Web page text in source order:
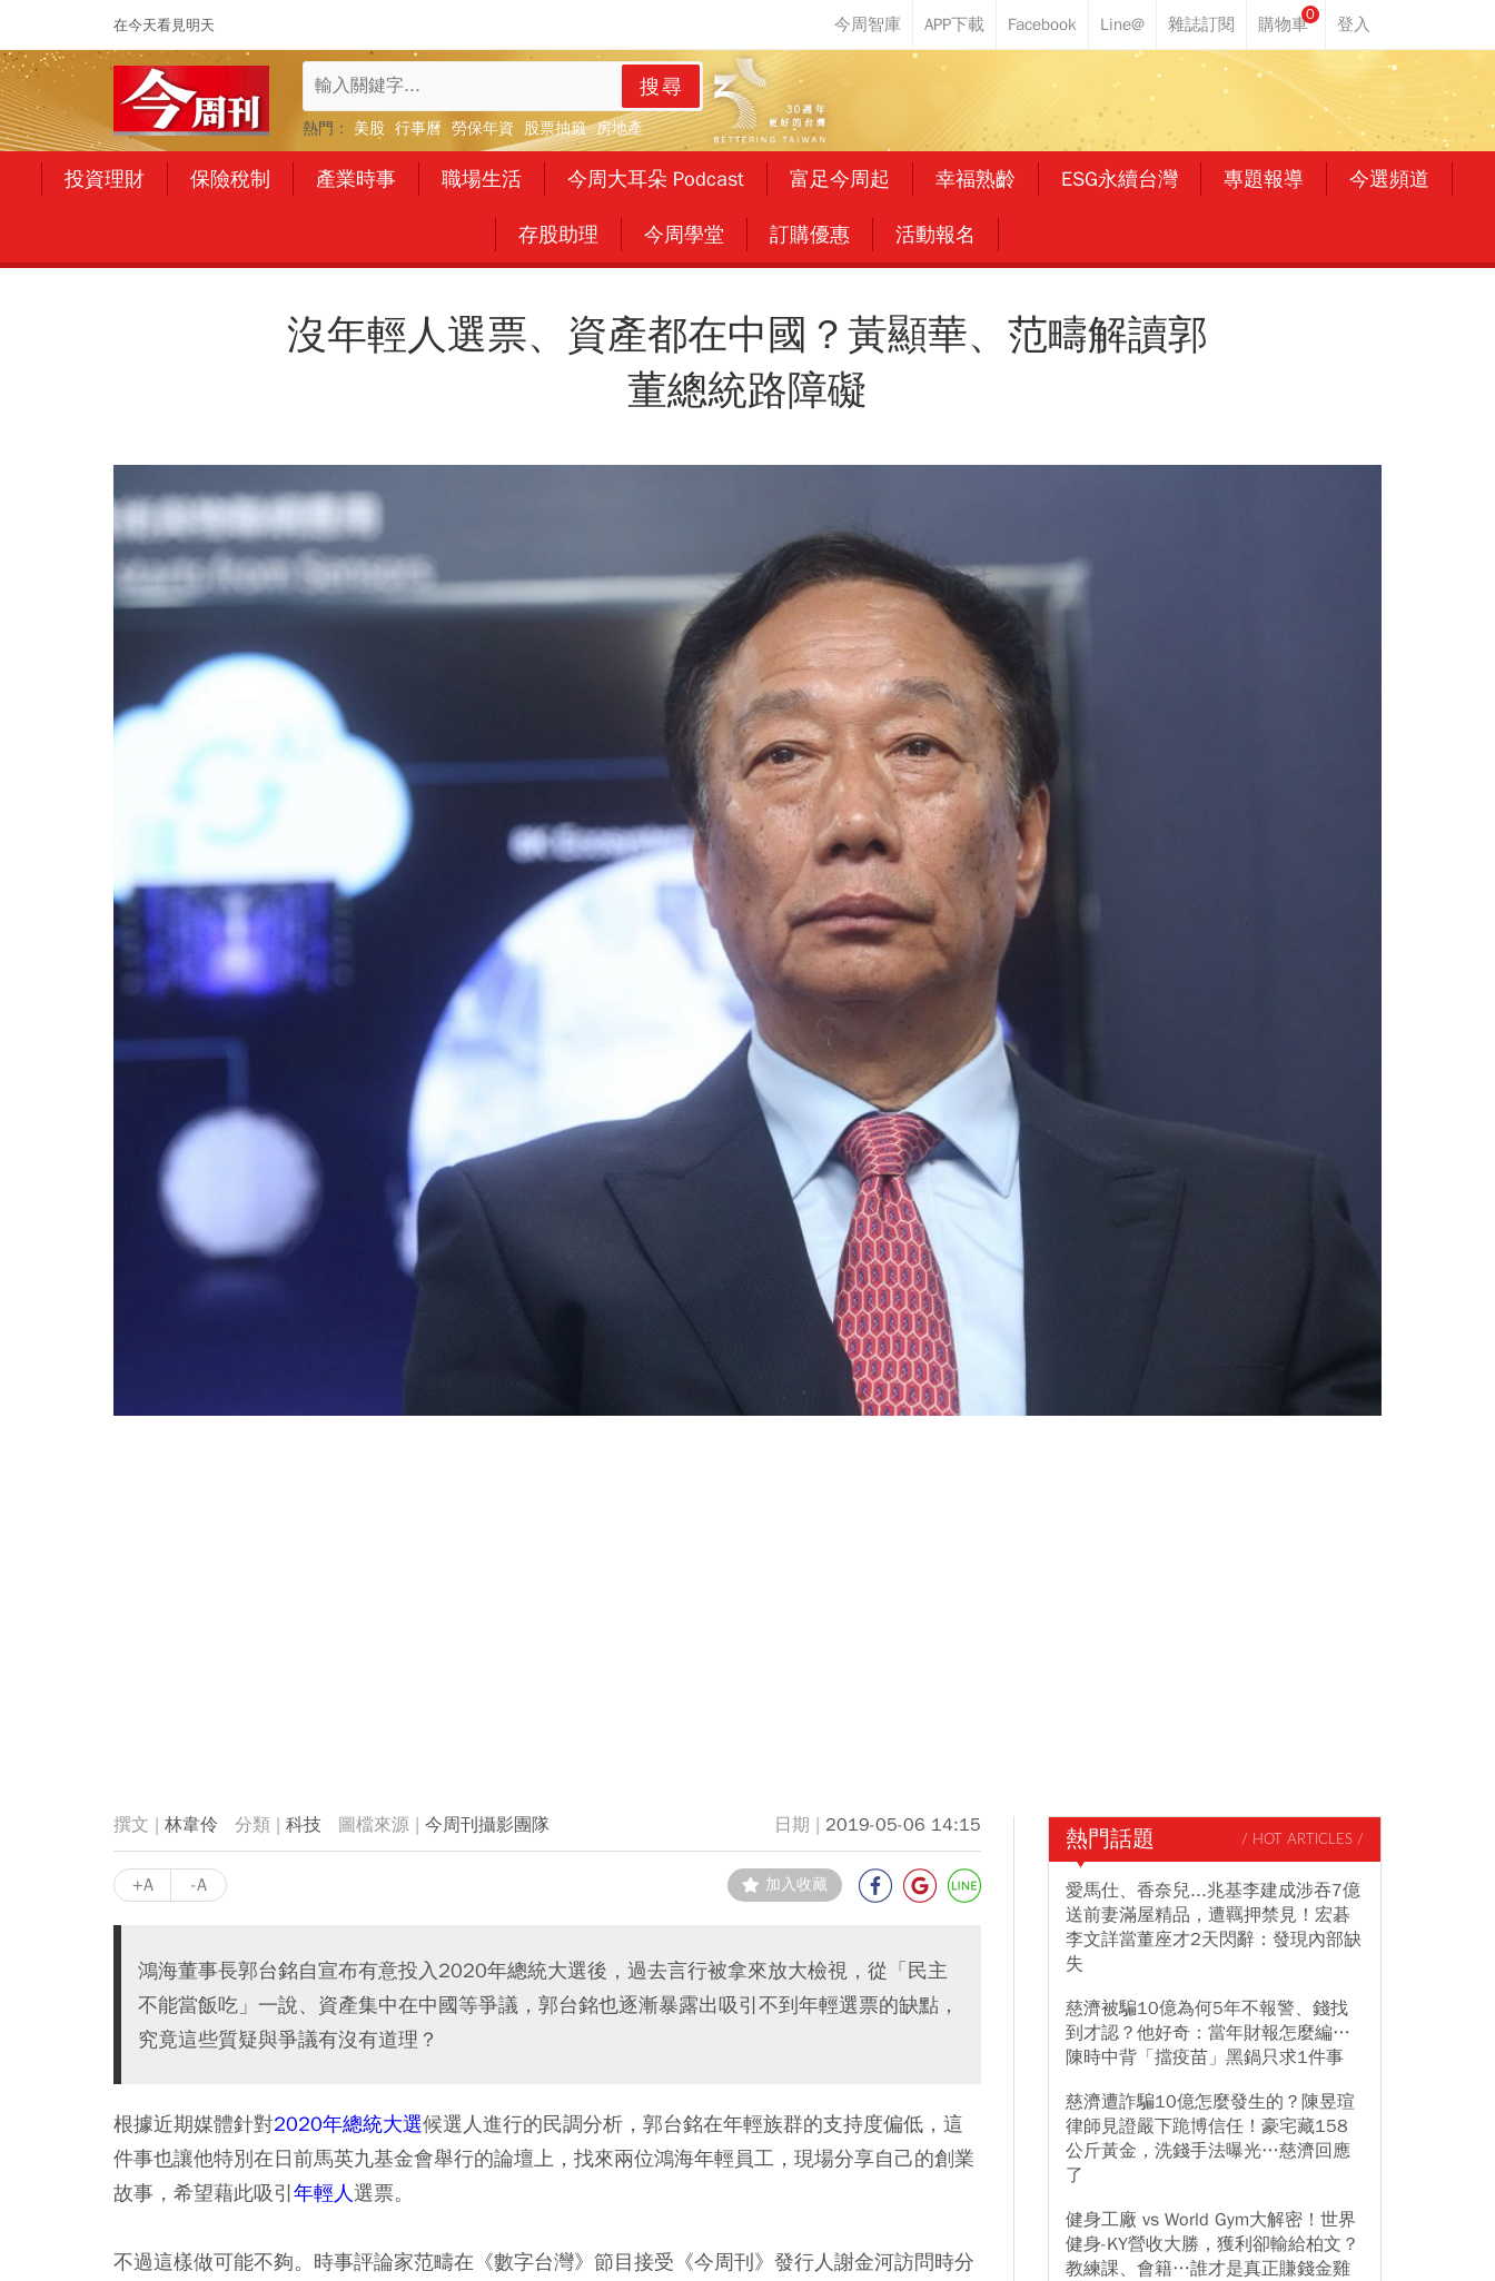
在今天看見明天
0
搜尋
熱門： 美股 行事曆 勞保年資 股票抽籤 房地產
投資理財 保險稅制 產業時事 職場生活 今周大耳朵 Podcast 富足今周起 幸福熟齡 ESG永續台灣 專題報導 今選頻道
存股助理 今周學堂 訂購優惠 活動報名
沒年輕人選票、資產都在中國？黃顯華、范疇解讀郭
董總統路障礙
林韋伶 科技 今周刊攝影團隊 2019-05-06 14:15
+A -A 加入收藏
鴻海董事長郭台銘自宣布有意投入2020年總統大選後，過去言行被拿來放大檢視，從「民主
不能當飯吃」一說、資產集中在中國等爭議，郭台銘也逐漸暴露出吸引不到年輕選票的缺點，
究竟這些質疑與爭議有沒有道理？
根據近期媒體針對2020年總統大選候選人進行的民調分析，郭台銘在年輕族群的支持度偏低，這
件事也讓他特別在日前馬英九基金會舉行的論壇上，找來兩位鴻海年輕員工，現場分享自己的創業
故事，希望藉此吸引年輕人選票。
不過這樣做可能不夠。時事評論家范疇在《數字台灣》節目接受《今周刊》發行人謝金河訪問時分
熱門話題 / HOT ARTICLES /
愛馬仕、香奈兒...兆基李建成涉吞7億
送前妻滿屋精品，遭羈押禁見！宏碁
李文詳當董座才2天閃辭：發現內部缺
失
慈濟被騙10億為何5年不報警、錢找
到才認？他好奇：當年財報怎麼編…
陳時中背「擋疫苗」黑鍋只求1件事
慈濟遭詐騙10億怎麼發生的？陳昱瑄
律師見證嚴下跪博信任！豪宅藏158
公斤黃金，洗錢手法曝光…慈濟回應
了
健身工廠 vs World Gym大解密！世界
健身-KY營收大勝，獲利卻輸給柏文？
教練課、會籍…誰才是真正賺錢金雞